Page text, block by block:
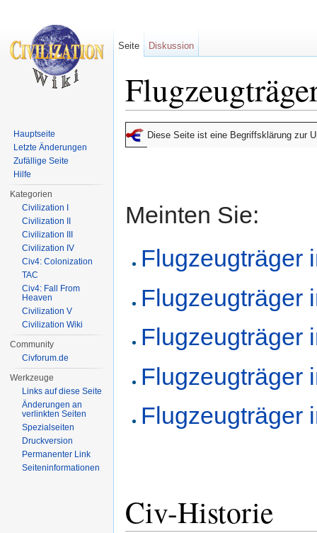
Diese Seite ist eine Begriffsklärung zur
Meinten Sie:
Flugzeugträger
Flugzeugträger
Flugzeugträger
Flugzeugträger
Flugzeugträger
Civ-Historie
Seite Diskussion
Hauptseite
Letzte Änderungen
Zufällige Seite
Hilfe
Kategorien
Civilization I
Civilization II
Civilization III
Civilization IV
Civ4: Colonization
TAC
Civ4: Fall From
Heaven
Civilization V
Civilization Wiki
Community
Civforum.de
Werkzeuge
Links auf diese Seite
Änderungen an
verlinkten Seiten
Spezialseiten
Druckversion
Permanenter Link
Seiten­informationen